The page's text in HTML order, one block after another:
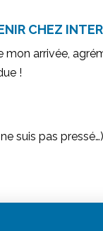
CHEZ
mon arrivée,
!
suis pas